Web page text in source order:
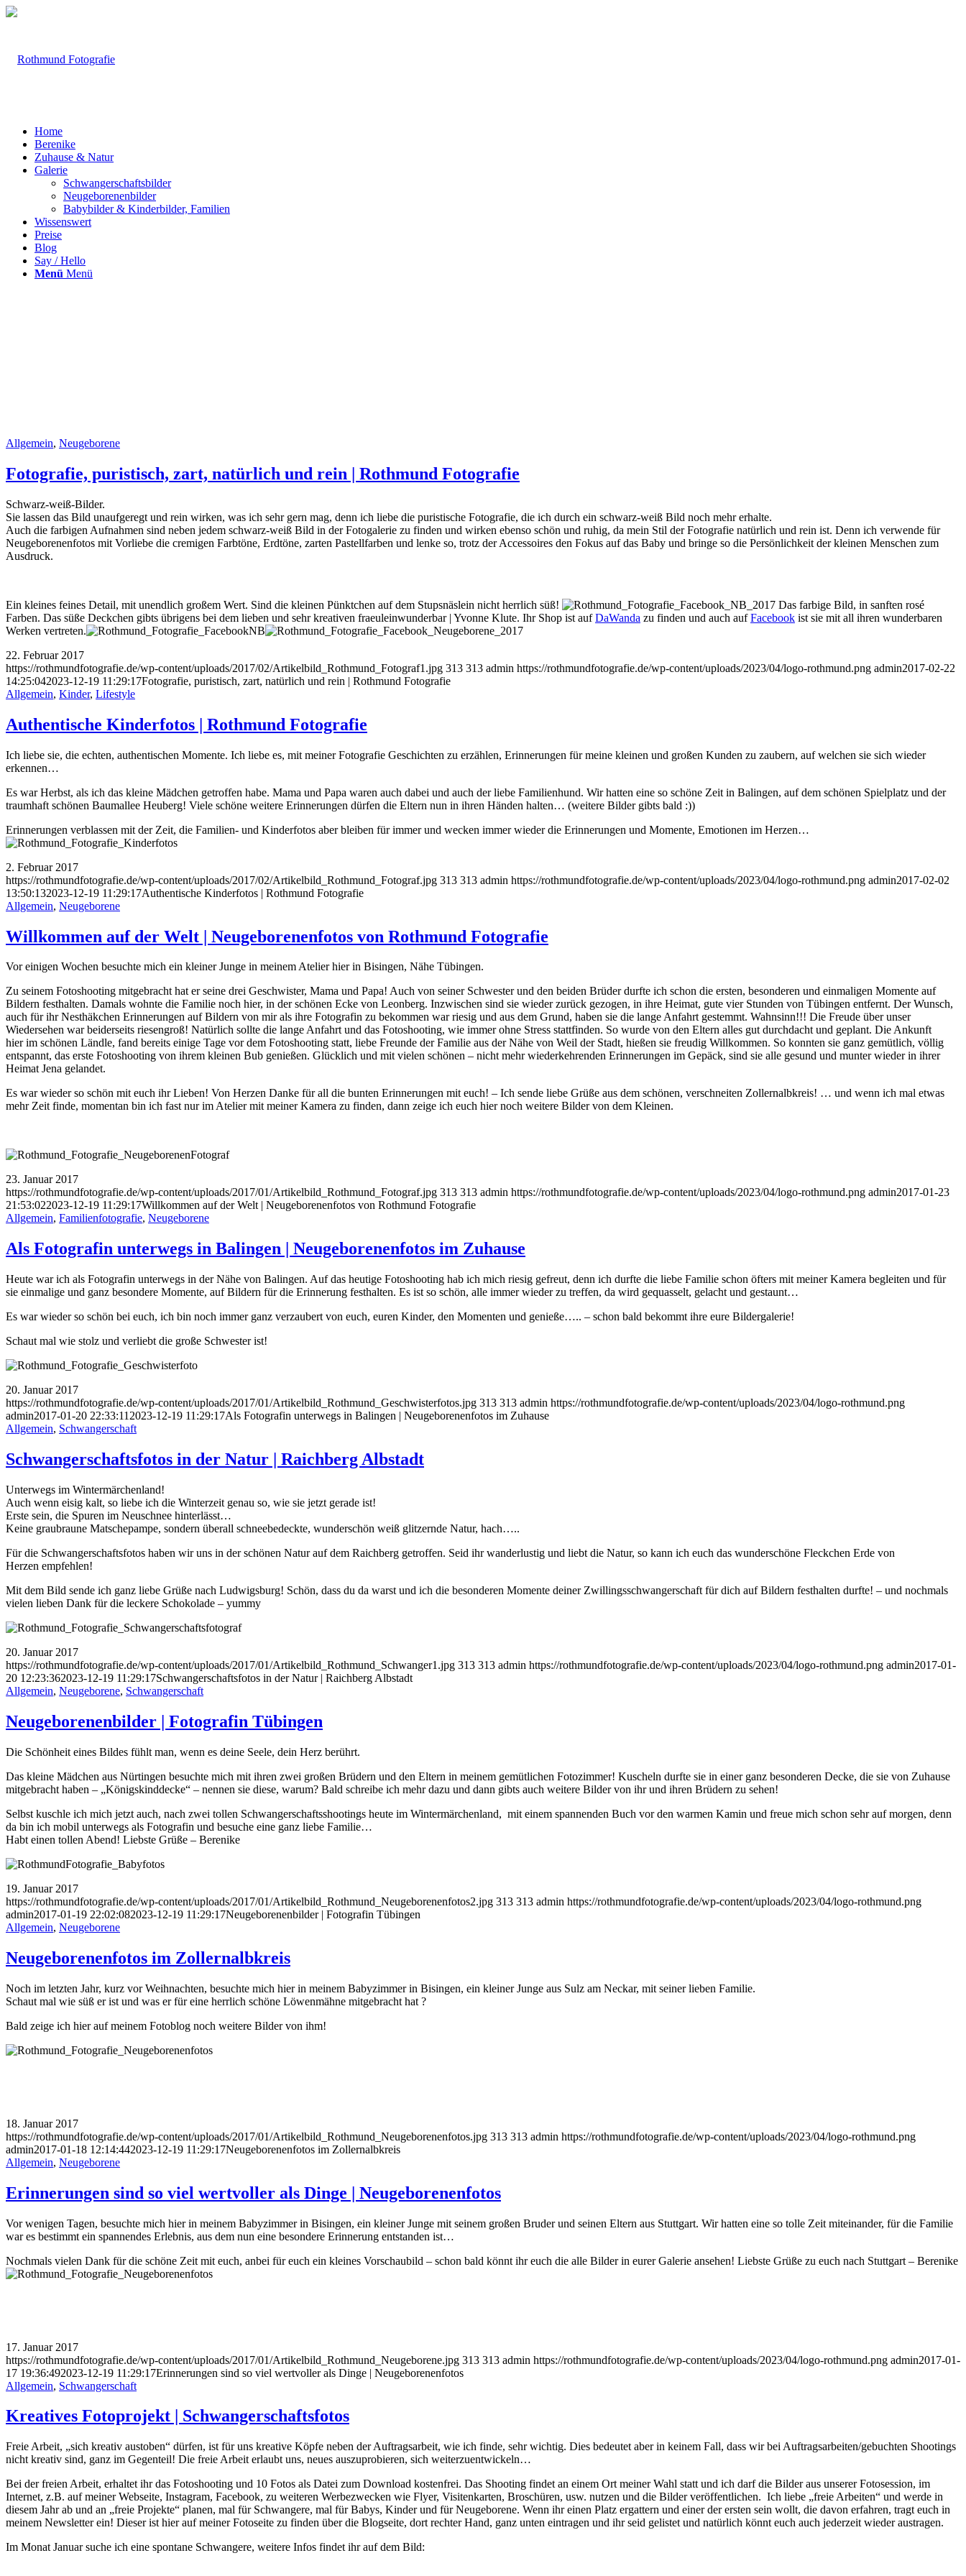
Home
Berenike
Zuhause & Natur
Galerie
Schwangerschaftsbilder
Neugeborenenbilder
Babybilder & Kinderbilder, Familien
Wissenswert
Preise
Blog
Say / Hello
Menü Menü
Allgemein, Neugeborene
Fotografie, puristisch, zart, natürlich und rein | Rothmund Fotografie
Schwarz-weiß-Bilder.
Sie lassen das Bild unaufgeregt und rein wirken, was ich sehr gern mag, denn ich liebe die puristische Fotografie, die ich durch ein schwarz-weiß Bild noch mehr erhalte.
Auch die farbigen Aufnahmen sind neben jedem schwarz-weiß Bild in der Fotogalerie zu finden und wirken ebenso schön und ruhig, da mein Stil der Fotografie natürlich und rein ist. Denn ich verwende für
Neugeborenenfotos mit Vorliebe die cremigen Farbtöne, Erdtöne, zarten Pastellfarben und lenke so, trotz der Accessoires den Fokus auf das Baby und bringe so die Persönlichkeit der kleinen Menschen zum
Ausdruck.
Ein kleines feines Detail, mit unendlich großem Wert. Sind die kleinen Pünktchen auf dem Stupsnäslein nicht herrlich süß!
Das farbige Bild, in sanften rosé
Farben. Das süße Deckchen gibts übrigens bei dem lieben und sehr kreativen fraeuleinwunderbar | Yvonne Klute. Ihr Shop ist aufDaWanda zu finden und auch aufFacebook ist sie mit all ihren wunderbaren
Werken vertreten.
22. Februar 2017
https://rothmundfotografie.de/wp-content/uploads/2017/02/Artikelbild_Rothmund_Fotograf1.jpg 313 313 admin https://rothmundfotografie.de/wp-content/uploads/2023/04/logo-rothmund.png admin2017-02-22
14:25:042023-12-19 11:29:17Fotografie, puristisch, zart, natürlich und rein | Rothmund Fotografie
Allgemein, Kinder, Lifestyle
Authentische Kinderfotos | Rothmund Fotografie
Ich liebe sie, die echten, authentischen Momente. Ich liebe es, mit meiner Fotografie Geschichten zu erzählen, Erinnerungen für meine kleinen und großen Kunden zu zaubern, auf welchen sie sich wieder
erkennen…
Es war Herbst, als ich das kleine Mädchen getroffen habe. Mama und Papa waren auch dabei und auch der liebe Familienhund. Wir hatten eine so schöne Zeit in Balingen, auf dem schönen Spielplatz und der
traumhaft schönen Baumallee Heuberg! Viele schöne weitere Erinnerungen dürfen die Eltern nun in ihren Händen halten… (weitere Bilder gibts bald :))
Erinnerungen verblassen mit der Zeit, die Familien- und Kinderfotos aber bleiben für immer und wecken immer wieder die Erinnerungen und Momente, Emotionen im Herzen…
2. Februar 2017
https://rothmundfotografie.de/wp-content/uploads/2017/02/Artikelbild_Rothmund_Fotograf.jpg 313 313 admin https://rothmundfotografie.de/wp-content/uploads/2023/04/logo-rothmund.png admin2017-02-02
13:50:132023-12-19 11:29:17Authentische Kinderfotos | Rothmund Fotografie
Allgemein, Neugeborene
Willkommen auf der Welt | Neugeborenenfotos von Rothmund Fotografie
Vor einigen Wochen besuchte mich ein kleiner Junge in meinem Atelier hier in Bisingen, Nähe Tübingen.
Zu seinem Fotoshooting mitgebracht hat er seine drei Geschwister, Mama und Papa! Auch von seiner Schwester und den beiden Brüder durfte ich schon die ersten, besonderen und einmaligen Momente auf
Bildern festhalten. Damals wohnte die Familie noch hier, in der schönen Ecke von Leonberg. Inzwischen sind sie wieder zurück gezogen, in ihre Heimat, gute vier Stunden von Tübingen entfernt. Der Wunsch,
auch für ihr Nesthäkchen Erinnerungen auf Bildern von mir als ihre Fotografin zu bekommen war riesig und aus dem Grund, haben sie die lange Anfahrt gestemmt. Wahnsinn!!! Die Freude über unser
Wiedersehen war beiderseits riesengroß! Natürlich sollte die lange Anfahrt und das Fotoshooting, wie immer ohne Stress stattfinden. So wurde von den Eltern alles gut durchdacht und geplant. Die Ankunft
hier im schönen Ländle, fand bereits einige Tage vor dem Fotoshooting statt, liebe Freunde der Familie aus der Nähe von Weil der Stadt, hießen sie freudig Willkommen. So konnten sie ganz gemütlich, völlig
entspannt, das erste Fotoshooting von ihrem kleinen Bub genießen. Glücklich und mit vielen schönen – nicht mehr wiederkehrenden Erinnerungen im Gepäck, sind sie alle gesund und munter wieder in ihrer
Heimat Jena gelandet.
Es war wieder so schön mit euch ihr Lieben! Von Herzen Danke für all die bunten Erinnerungen mit euch! – Ich sende liebe Grüße aus dem schönen, verschneiten Zollernalbkreis! … und wenn ich mal etwas
mehr Zeit finde, momentan bin ich fast nur im Atelier mit meiner Kamera zu finden, dann zeige ich euch hier noch weitere Bilder von dem Kleinen.
23. Januar 2017
https://rothmundfotografie.de/wp-content/uploads/2017/01/Artikelbild_Rothmund_Fotograf.jpg 313 313 admin https://rothmundfotografie.de/wp-content/uploads/2023/04/logo-rothmund.png admin2017-01-23
21:53:022023-12-19 11:29:17Willkommen auf der Welt | Neugeborenenfotos von Rothmund Fotografie
Allgemein, Familienfotografie, Neugeborene
Als Fotografin unterwegs in Balingen | Neugeborenenfotos im Zuhause
Heute war ich als Fotografin unterwegs in der Nähe von Balingen. Auf das heutige Fotoshooting hab ich mich riesig gefreut, denn ich durfte die liebe Familie schon öfters mit meiner Kamera begleiten und für
sie einmalige und ganz besondere Momente, auf Bildern für die Erinnerung festhalten. Es ist so schön, alle immer wieder zu treffen, da wird gequasselt, gelacht und gestaunt…
Es war wieder so schön bei euch, ich bin noch immer ganz verzaubert von euch, euren Kinder, den Momenten und genieße….. – schon bald bekommt ihre eure Bildergalerie!
Schaut mal wie stolz und verliebt die große Schwester ist!
20. Januar 2017
https://rothmundfotografie.de/wp-content/uploads/2017/01/Artikelbild_Rothmund_Geschwisterfotos.jpg 313 313 admin https://rothmundfotografie.de/wp-content/uploads/2023/04/logo-rothmund.png
admin2017-01-20 22:33:11 2023-12-19 11:29:17Als Fotografin unterwegs in Balingen | Neugeborenenfotos im Zuhause
Allgemein, Schwangerschaft
Schwangerschaftsfotos in der Natur | Raichberg Albstadt
Unterwegs im Wintermärchenland!
Auch wenn eisig kalt, so liebe ich die Winterzeit genau so, wie sie jetzt gerade ist!
Erste sein, die Spuren im Neuschnee hinterlässt…
Keine graubraune Matschepampe, sondern überall schneebedeckte, wunderschön weiß glitzernde Natur, hach…..
Für die Schwangerschaftsfotos haben wir uns in der schönen Natur auf dem Raichberg getroffen. Seid ihr wanderlustig und liebt die Natur, so kann ich euch das wunderschöne Fleckchen Erde von
Herzen empfehlen!
Mit dem Bild sende ich ganz liebe Grüße nach Ludwigsburg! Schön, dass du da warst und ich die besonderen Momente deiner Zwillingsschwangerschaft für dich auf Bildern festhalten durfte! – und nochmals
vielen lieben Dank für die leckere Schokolade – yummy
20. Januar 2017
https://rothmundfotografie.de/wp-content/uploads/2017/01/Artikelbild_Rothmund_Schwanger1.jpg 313 313 admin https://rothmundfotografie.de/wp-content/uploads/2023/04/logo-rothmund.png admin2017-01-
20 12:23:362023-12-19 11:29:17Schwangerschaftsfotos in der Natur | Raichberg Albstadt
Allgemein, Neugeborene, Schwangerschaft
Neugeborenenbilder | Fotografin Tübingen
Die Schönheit eines Bildes fühlt man, wenn es deine Seele, dein Herz berührt.
Das kleine Mädchen aus Nürtingen besuchte mich mit ihren zwei großen Brüdern und den Eltern in meinem gemütlichen Fotozimmer! Kuscheln durfte sie in einer ganz besonderen Decke, die sie von Zuhause
mitgebracht haben – „Königskinddecke“ – nennen sie diese, warum? Bald schreibe ich mehr dazu und dann gibts auch weitere Bilder von ihr und ihren Brüdern zu sehen!
Selbst kuschle ich mich jetzt auch, nach zwei tollen Schwangerschaftsshootings heute im Wintermärchenland, mit einem spannenden Buch vor den warmen Kamin und freue mich schon sehr auf morgen, denn
da bin ich mobil unterwegs als Fotografin und besuche eine ganz liebe Familie…
Habt einen tollen Abend! Liebste Grüße – Berenike
19. Januar 2017
https://rothmundfotografie.de/wp-content/uploads/2017/01/Artikelbild_Rothmund_Neugeborenenfotos2.jpg 313 313 admin https://rothmundfotografie.de/wp-content/uploads/2023/04/logo-rothmund.png
admin2017-01-19 22:02:082023-12-19 11:29:17Neugeborenenbilder | Fotografin Tübingen
Allgemein, Neugeborene
Neugeborenenfotos im Zollernalbkreis
Noch im letzten Jahr, kurz vor Weihnachten, besuchte mich hier in meinem Babyzimmer in Bisingen, ein kleiner Junge aus Sulz am Neckar, mit seiner lieben Familie.
Schaut mal wie süß er ist und was er für eine herrlich schöne Löwenmähne mitgebracht hat ?
Bald zeige ich hier auf meinem Fotoblog noch weitere Bilder von ihm!
18. Januar 2017
https://rothmundfotografie.de/wp-content/uploads/2017/01/Artikelbild_Rothmund_Neugeborenenfotos.jpg 313 313 admin https://rothmundfotografie.de/wp-content/uploads/2023/04/logo-rothmund.png
admin2017-01-18 12:14:442023-12-19 11:29:17Neugeborenenfotos im Zollernalbkreis
Allgemein, Neugeborene
Erinnerungen sind so viel wertvoller als Dinge | Neugeborenenfotos
Vor wenigen Tagen, besuchte mich hier in meinem Babyzimmer in Bisingen, ein kleiner Junge mit seinem großen Bruder und seinen Eltern aus Stuttgart. Wir hatten eine so tolle Zeit miteinander, für die Familie
war es bestimmt ein spannendes Erlebnis, aus dem nun eine besondere Erinnerung entstanden ist…
Nochmals vielen Dank für die schöne Zeit mit euch, anbei für euch ein kleines Vorschaubild – schon bald könnt ihr euch die alle Bilder in eurer Galerie ansehen! Liebste Grüße zu euch nach Stuttgart – Berenike
17. Januar 2017
https://rothmundfotografie.de/wp-content/uploads/2017/01/Artikelbild_Rothmund_Neugeborene.jpg 313 313 admin https://rothmundfotografie.de/wp-content/uploads/2023/04/logo-rothmund.png admin2017-01-
17 19:36:492023-12-19 11:29:17Erinnerungen sind so viel wertvoller als Dinge | Neugeborenenfotos
Allgemein, Schwangerschaft
Kreatives Fotoprojekt | Schwangerschaftsfotos
Freie Arbeit, „sich kreativ austoben“ dürfen, ist für uns kreative Köpfe neben der Auftragsarbeit, wie ich finde, sehr wichtig. Dies bedeutet aber in keinem Fall, dass wir bei Auftragsarbeiten/gebuchten Shootings
nicht kreativ sind, ganz im Gegenteil! Die freie Arbeit erlaubt uns, neues auszuprobieren, sich weiterzuentwickeln…
Bei der freien Arbeit, erhaltet ihr das Fotoshooting und 10 Fotos als Datei zum Download kostenfrei. Das Shooting findet an einem Ort meiner Wahl statt und ich darf die Bilder aus unserer Fotosession, im
Internet, z.B. auf meiner Webseite, Instagram, Facebook, zu weiteren Werbezwecken wie Flyer, Visitenkarten, Broschüren, usw. nutzen und die Bilder veröffentlichen. Ich liebe „freie Arbeiten“ und werde in
diesem Jahr ab und an „freie Projekte“ planen, mal für Schwangere, mal für Babys, Kinder und für Neugeborene. Wenn ihr einen Platz ergattern und einer der ersten sein wollt, die davon erfahren, tragt euch in
meinem Newsletter ein! Dieser ist hier auf meiner Fotoseite zu finden über die Blogseite, dort rechter Hand, ganz unten eintragen und ihr seid gelistet und natürlich könnt euch auch jederzeit wieder austragen.
Im Monat Januar suche ich eine spontane Schwangere, weitere Infos findet ihr auf dem Bild: